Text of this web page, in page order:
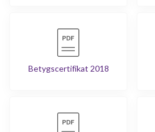
Betygscertifikat 2018